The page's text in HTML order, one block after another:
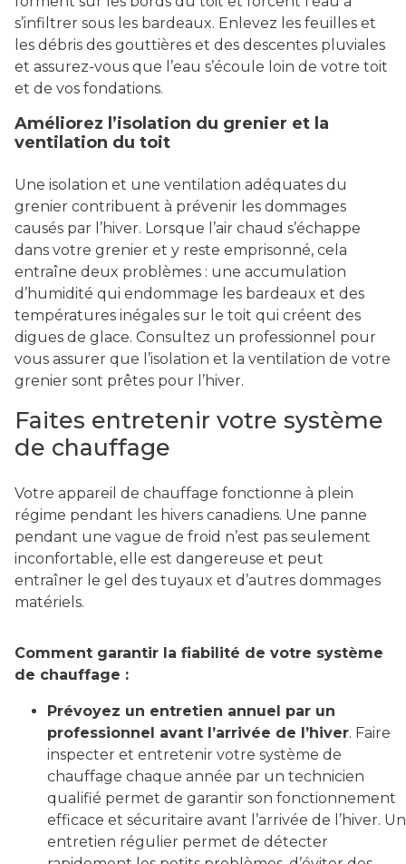
s’infiltrer sous les bardeaux. Enlevez les feuilles et
les débris des gouttières et des descentes pluviales
et assurez-vous que l’eau s’écoule loin de votre toit
et de vos fondations.
Améliorez l’isolation du grenier et la
ventilation du toit
Une isolation et une ventilation adéquates du
grenier contribuent à prévenir les dommages
causés par l’hiver. Lorsque l’air chaud s’échappe
dans votre grenier et y reste emprisonné, cela
entraîne deux problèmes : une accumulation
d’humidité qui endommage les bardeaux et des
températures inégales sur le toit qui créent des
digues de glace. Consultez un professionnel pour
vous assurer que l’isolation et la ventilation de votre
grenier sont prêtes pour l’hiver.
Faites entretenir votre système
de chauffage
Votre appareil de chauffage fonctionne à plein
régime pendant les hivers canadiens. Une panne
pendant une vague de froid n’est pas seulement
inconfortable, elle est dangereuse et peut
entraîner le gel des tuyaux et d’autres dommages
matériels.
Comment garantir la fiabilité de votre système
de chauffage :
Prévoyez un entretien annuel par un
professionnel avant l’arrivée de l’hiver. Faire
inspecter et entretenir votre système de
chauffage chaque année par un technicien
qualifié permet de garantir son fonctionnement
efficace et sécuritaire avant l’arrivée de l’hiver. Un
entretien régulier permet de détecter